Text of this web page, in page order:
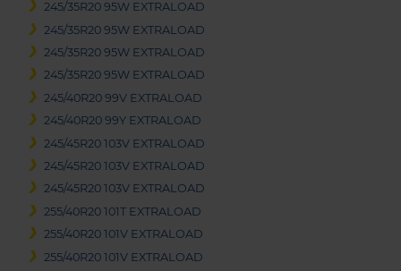
245/35R20 95W EXTRALOAD
245/35R20 95W EXTRALOAD
245/35R20 95W EXTRALOAD
245/35R20 95W EXTRALOAD
245/40R20 99V EXTRALOAD
245/40R20 99Y EXTRALOAD
245/45R20 103V EXTRALOAD
245/45R20 103V EXTRALOAD
245/45R20 103V EXTRALOAD
255/40R20 101T EXTRALOAD
255/40R20 101V EXTRALOAD
255/40R20 101V EXTRALOAD